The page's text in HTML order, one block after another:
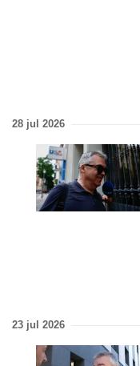
28 jul 2026
23 jul 2026